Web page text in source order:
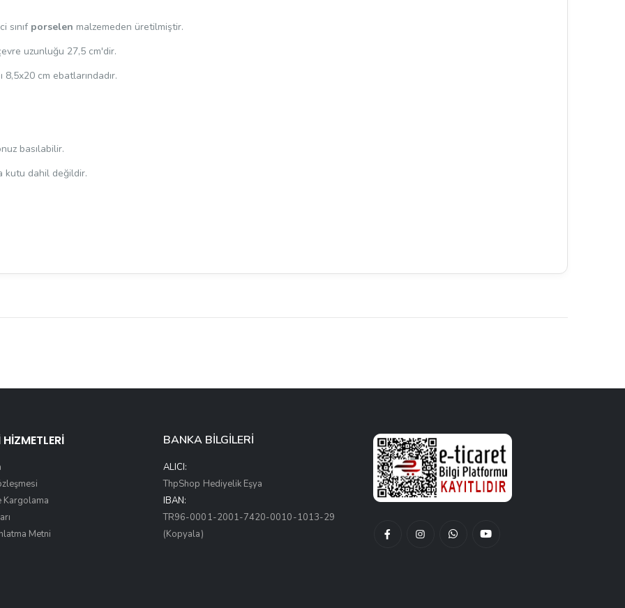
sınıf porselen malzemeden üretilmiştir.
uzunluğu 27,5 cm'dir.
8,5x20 cm ebatlarındadır.
basılabilir.
kutu dahil değildir.
Kargolama
Metni
BANKA BİLGİLERİ
ALICI:
ThpShop Hediyelik Eşya
IBAN:
TR96-0001-2001-7420-0010-1013-29
(Kopyala)